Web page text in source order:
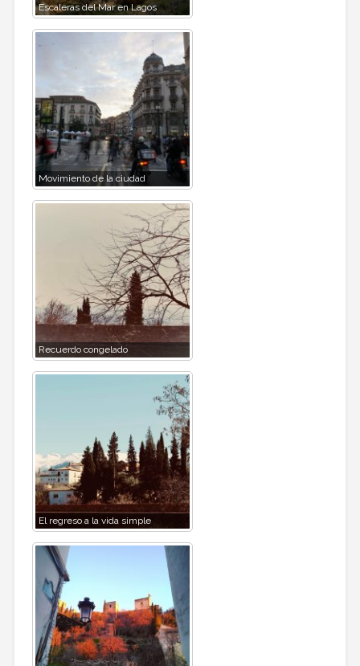
Escaleras del Mar en Lagos
Movimiento de la ciudad
Recuerdo congelado
El regreso a la vida simple